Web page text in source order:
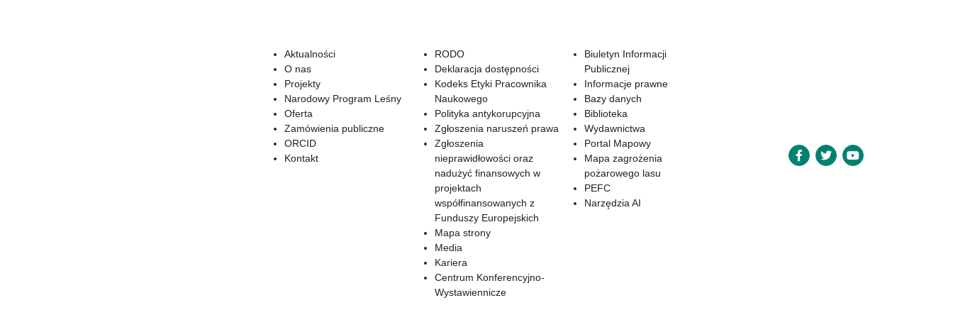
Aktualności
O nas
Projekty
Narodowy Program Leśny
Oferta
Zamówienia publiczne
ORCID
Kontakt
RODO
Deklaracja dostępności
Kodeks Etyki Pracownika
Naukowego
Polityka antykorupcyjna
Zgłoszenia naruszeń prawa
Zgłoszenia
nieprawidłowości oraz
nadużyć finansowych w
projektach
współfinansowanych z
Funduszy Europejskich
Mapa strony
Media
Kariera
Centrum Konferencyjno-
Wystawiennicze
Biuletyn Informacji
Publicznej
Informacje prawne
Bazy danych
Biblioteka
Wydawnictwa
Portal Mapowy
Mapa zagrożenia
pożarowego lasu
PEFC
Narzędzia AI